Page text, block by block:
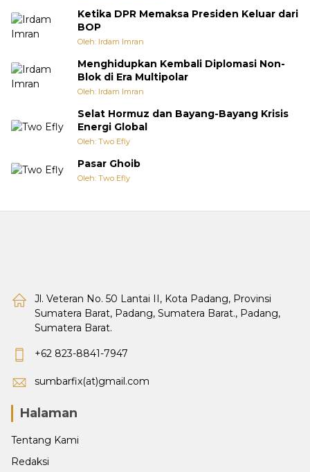
Ketika DPR Memaksa Presiden Keluar dari
BOP
Oleh: Irdam Imran
Menghidupkan Kembali Diplomasi Non-
Blok di Era Multipolar
Oleh: Irdam Imran
Selat Hormuz dan Bayang-Bayang Krisis
Energi Global
Oleh: Two Efly
Pasar Ghoib
Oleh: Two Efly
Jl. Veteran No. 50 Lantai II, Kota Padang, Provinsi
Sumatera Barat, Padang, Sumatera Barat., Padang,
Sumatera Barat.
+62 823-8841-7947
sumbarfix(at)gmail.com
Halaman
Tentang Kami
Redaksi